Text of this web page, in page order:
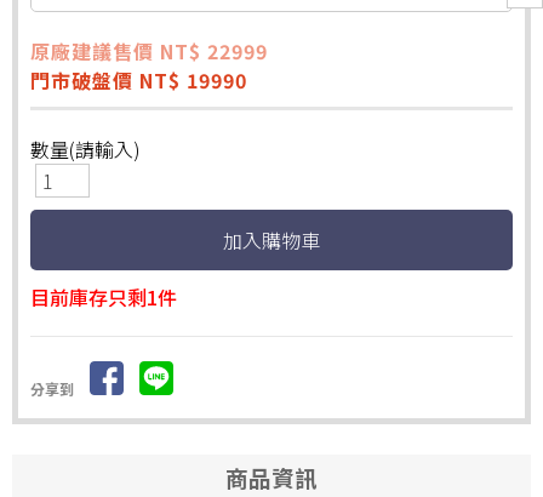
原廠建議售價 NT$ 22999
門市破盤價 NT$ 19990
數量(請輸入)
目前庫存只剩1件
分享到
商品資訊